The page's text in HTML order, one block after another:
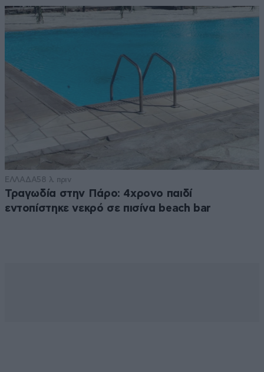
ΕΛΛΑΔΑ58 λ. πριν
Τραγωδία στην Πάρο: 4χρονο παιδί
εντοπίστηκε νεκρό σε πισίνα beach bar